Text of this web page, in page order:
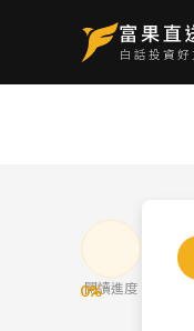
0%
閱讀進度